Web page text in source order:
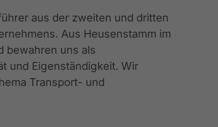
aus der zweiten und dritten
Aus Heusenstamm im
bewahren uns als
und Eigenständigkeit. Wir
Transport- und